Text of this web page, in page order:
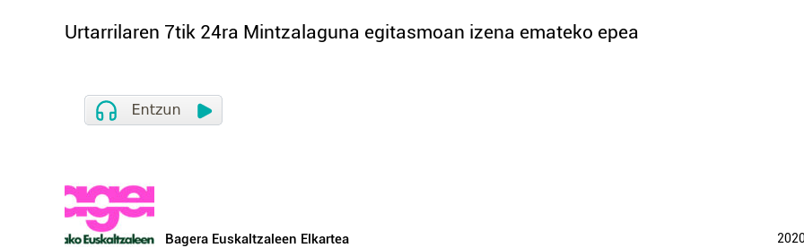
Urtarrilaren 7tik 24ra Mintzalaguna egitasmoan izena emateko epea
Bagera Euskaltzaleen Elkartea